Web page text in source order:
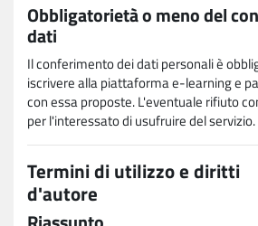
Obbligatorietà o meno del
dati
Il conferimento dei dati personali è
iscrivere alla piattaforma e-learning e
con essa proposte. L'eventuale rifiuto
per l'interessato di usufruire del servizio.
Termini di utilizzo e diritti
d'autore